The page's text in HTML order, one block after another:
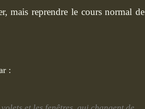
mais reprendre le cours normal de
: